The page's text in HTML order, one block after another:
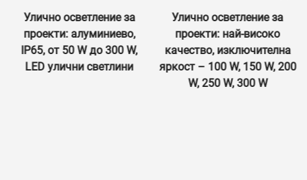
Улично осветление за
проекти: алуминиево,
IP65, от 50 W до 300 W,
LED улични светлини
Улично осветление за
проекти: най-високо
качество, изключителна
яркост – 100 W, 150 W, 200
W, 250 W, 300 W